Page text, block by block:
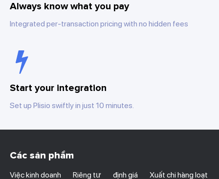
Always know what you pay
Integrated per-transaction pricing with no hidden fees
Start your integration
Set up Plisio swiftly in just 10 minutes.
Các sản phẩm
Việc kinh doanh Riêng tư định giá Xuất chi hàng loạt